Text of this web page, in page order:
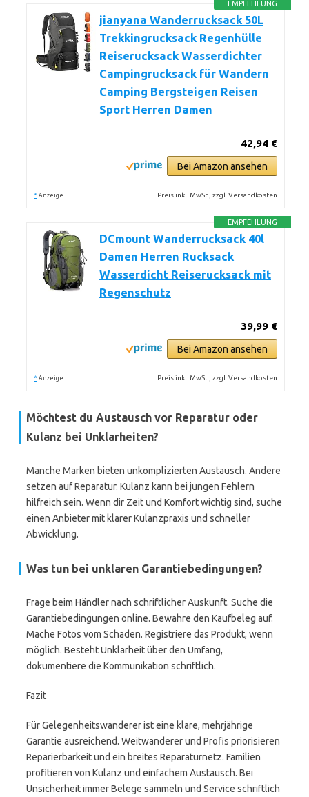
EMPFEHLUNG
jianyana Wanderrucksack 50L
Trekkingrucksack Regenhülle
Reiserucksack Wasserdichter
Campingrucksack für Wandern
Camping Bergsteigen Reisen
Sport Herren Damen
42,94 €
Bei Amazon ansehen
* Anzeige Preis inkl. MwSt., zzgl. Versandkosten
EMPFEHLUNG
DCmount Wanderrucksack 40l
Damen Herren Rucksack
Wasserdicht Reiserucksack mit
Regenschutz
39,99 €
Bei Amazon ansehen
* Anzeige Preis inkl. MwSt., zzgl. Versandkosten
Möchtest du Austausch vor Reparatur oder
Kulanz bei Unklarheiten?
Manche Marken bieten unkomplizierten Austausch. Andere
setzen auf Reparatur. Kulanz kann bei jungen Fehlern
hilfreich sein. Wenn dir Zeit und Komfort wichtig sind, suche
einen Anbieter mit klarer Kulanzpraxis und schneller
Abwicklung.
Was tun bei unklaren Garantiebedingungen?
Frage beim Händler nach schriftlicher Auskunft. Suche die
Garantiebedingungen online. Bewahre den Kaufbeleg auf.
Mache Fotos vom Schaden. Registriere das Produkt, wenn
möglich. Besteht Unklarheit über den Umfang,
dokumentiere die Kommunikation schriftlich.
Fazit
Für Gelegenheitswanderer ist eine klare, mehrjährige
Garantie ausreichend. Weitwanderer und Profis priorisieren
Reparierbarkeit und ein breites Reparaturnetz. Familien
profitieren von Kulanz und einfachem Austausch. Bei
Unsicherheit immer Belege sammeln und Service schriftlich